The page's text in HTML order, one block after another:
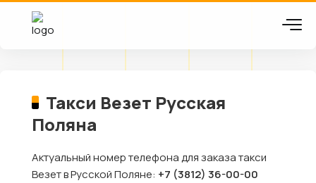
Такси Везет Русская
Поляна
Актуальный номер телефона для заказа такси
Везет в Русской Поляне: +7 (3812) 36-00-00